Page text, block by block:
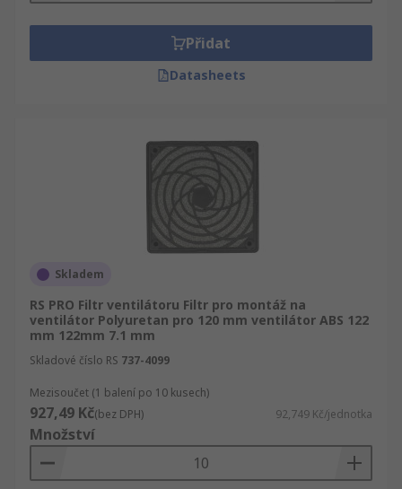
Přidat
Datasheets
Skladem
RS PRO Filtr ventilátoru Filtr pro montáž na
ventilátor Polyuretan pro 120 mm ventilátor ABS 122
mm 122mm 7.1 mm
Skladové číslo RS 737-4099
Mezisoučet (1 balení po 10 kusech)
927,49 Kč(bez DPH) 92,749 Kč/jednotka
Množství